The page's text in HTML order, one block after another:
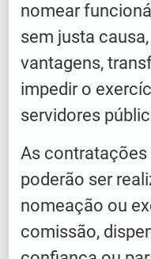
nomear
sem justa
vantagens,
impedir o
servidores
As
poderão ser
nomeação ou
comissão,